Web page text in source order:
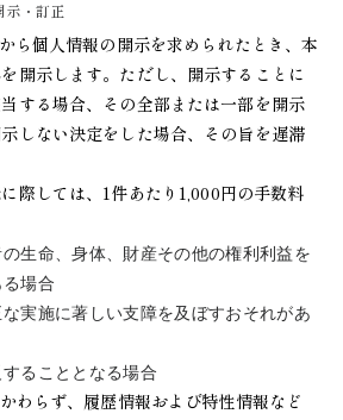
示・訂正
ら個人情報の開示を求められたとき、本
開示します。ただし、開示することに
する場合、その全部または一部を開示
しない決定をした場合、その旨を遅滞
際しては、1件あたり1,000円の手数料
生命、身体、財産その他の権利利益を
場合
実施に著しい支障を及ぼすおそれがあ
ることとなる場合
わらず、履歴情報および特性情報など